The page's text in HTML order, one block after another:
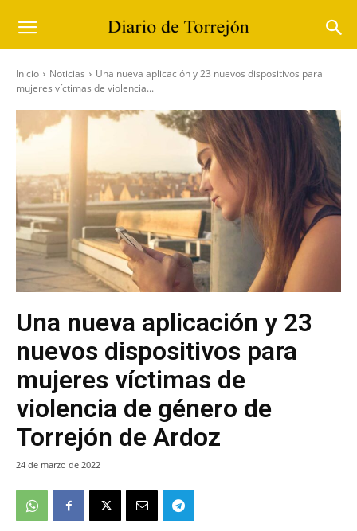
Inicio Noticias
Una nueva aplicación y 23 nuevos dispositivos para
mujeres víctimas de violencia...
Una nueva aplicación y 23
nuevos dispositivos para
mujeres víctimas de
violencia de género de
Torrejón de Ardoz
24 de marzo de 2022